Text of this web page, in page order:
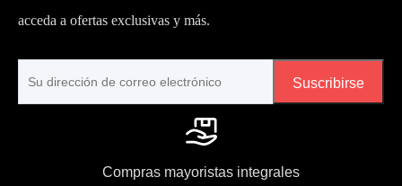
acceda a ofertas exclusivas y más.
Suscribirse
Compras mayoristas integrales